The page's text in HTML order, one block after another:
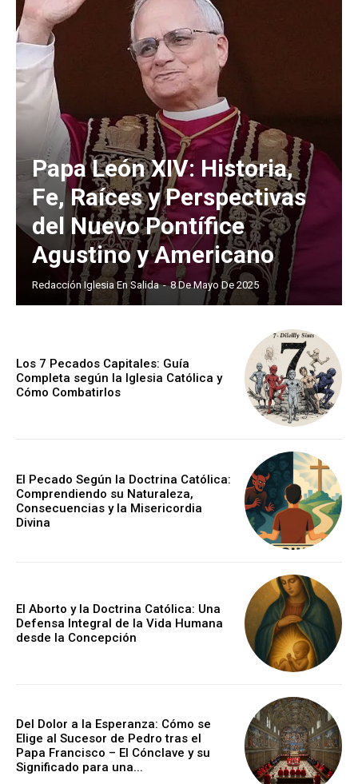
Papa León XIV: Historia,
Fe, Raíces y Perspectivas
del Nuevo Pontífice
Agustino y Americano
Redacción Iglesia En Salida - 8 De Mayo De 2025
Los 7 Pecados Capitales: Guía
Completa según la Iglesia Católica y
Cómo Combatirlos
El Pecado Según la Doctrina Católica:
Comprendiendo su Naturaleza,
Consecuencias y la Misericordia
Divina
El Aborto y la Doctrina Católica: Una
Defensa Integral de la Vida Humana
desde la Concepción
Del Dolor a la Esperanza: Cómo se
Elige al Sucesor de Pedro tras el
Papa Francisco – El Cónclave y su
Significado para una...